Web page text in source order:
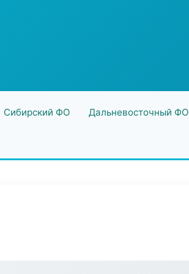
Сибирский ФО Дальневосточный ФО